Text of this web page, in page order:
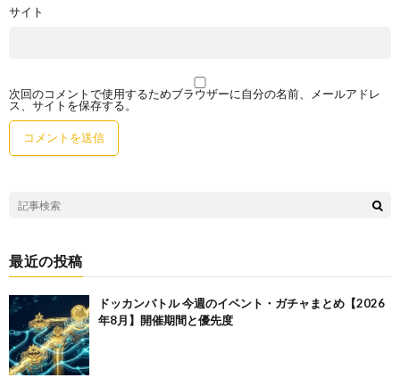
サイト
次回のコメントで使用するためブラウザーに自分の名前、メールアドレ
ス、サイトを保存する。
最近の投稿
ドッカンバトル 今週のイベント・ガチャまとめ【2026
年8月】開催期間と優先度